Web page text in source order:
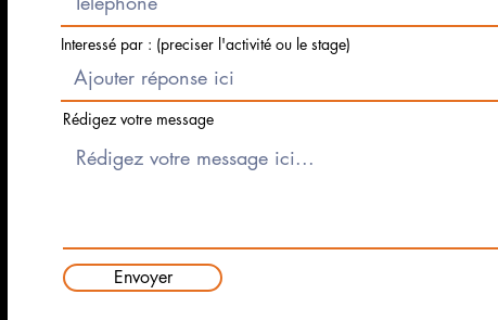
Interessé par : (preciser l'activité ou le stage)
Rédigez votre message
Envoyer